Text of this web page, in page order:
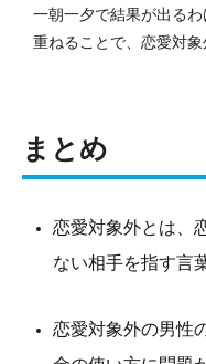
一朝一夕で結果が出る
重ねることで、恋愛対象
まとめ
恋愛対象外とは、
ない相手を指す言
恋愛対象外の男性